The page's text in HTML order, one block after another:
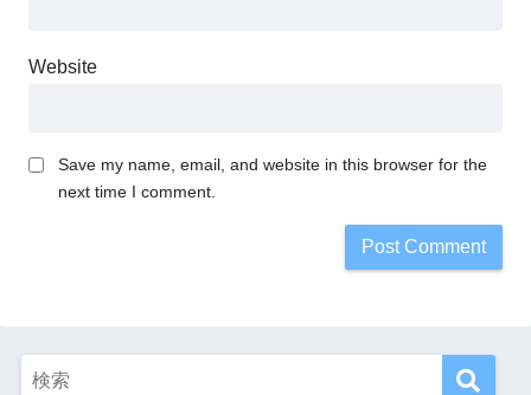
Website
Save my name, email, and website in this browser for the
next time I comment.